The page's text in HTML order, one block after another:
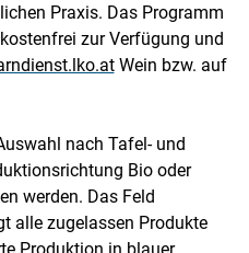
Praxis. Das Programm
zur Verfügung und
Wein bzw. auf
nach Tafel- und
Bio oder
werden. Das Feld
alle zugelassen Produkte
Produktion in blauer